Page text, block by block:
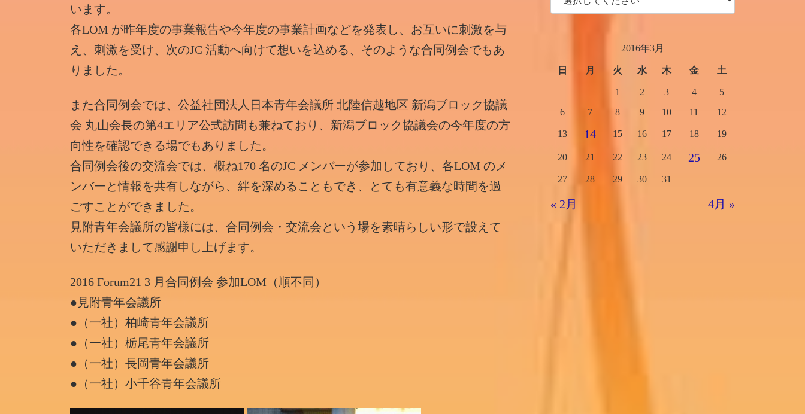
います。
各LOM が昨年度の事業報告や今年度の事業計画などを発表し、お互いに刺激を与
え、刺激を受け、次のJC 活動へ向けて想いを込める、そのような合同例会でもあ
りました。
また合同例会では、公益社団法人日本青年会議所 北陸信越地区 新潟ブロック協議
会 丸山会長の第4エリア公式訪問も兼ねており、新潟ブロック協議会の今年度の方
向性を確認できる場でもありました。
合同例会後の交流会では、概ね170 名のJC メンバーが参加しており、各LOM のメ
ンバーと情報を共有しながら、絆を深めることもでき、とても有意義な時間を過
ごすことができました。
見附青年会議所の皆様には、合同例会・交流会という場を素晴らしい形で設えて
いただきまして感謝申し上げます。
2016 Forum21 3 月合同例会 参加LOM（順不同）
●見附青年会議所
●（一社）柏崎青年会議所
●（一社）栃尾青年会議所
●（一社）長岡青年会議所
●（一社）小千谷青年会議所
2016年3月
日 月 火 水 木 金 土
1 2 3 4
5
6
7 8 9 10 11 12
13 14 15 16 17 18 19
20 21 22 23 24 25 26
27 28 29 30 31
« 2月 4月 »